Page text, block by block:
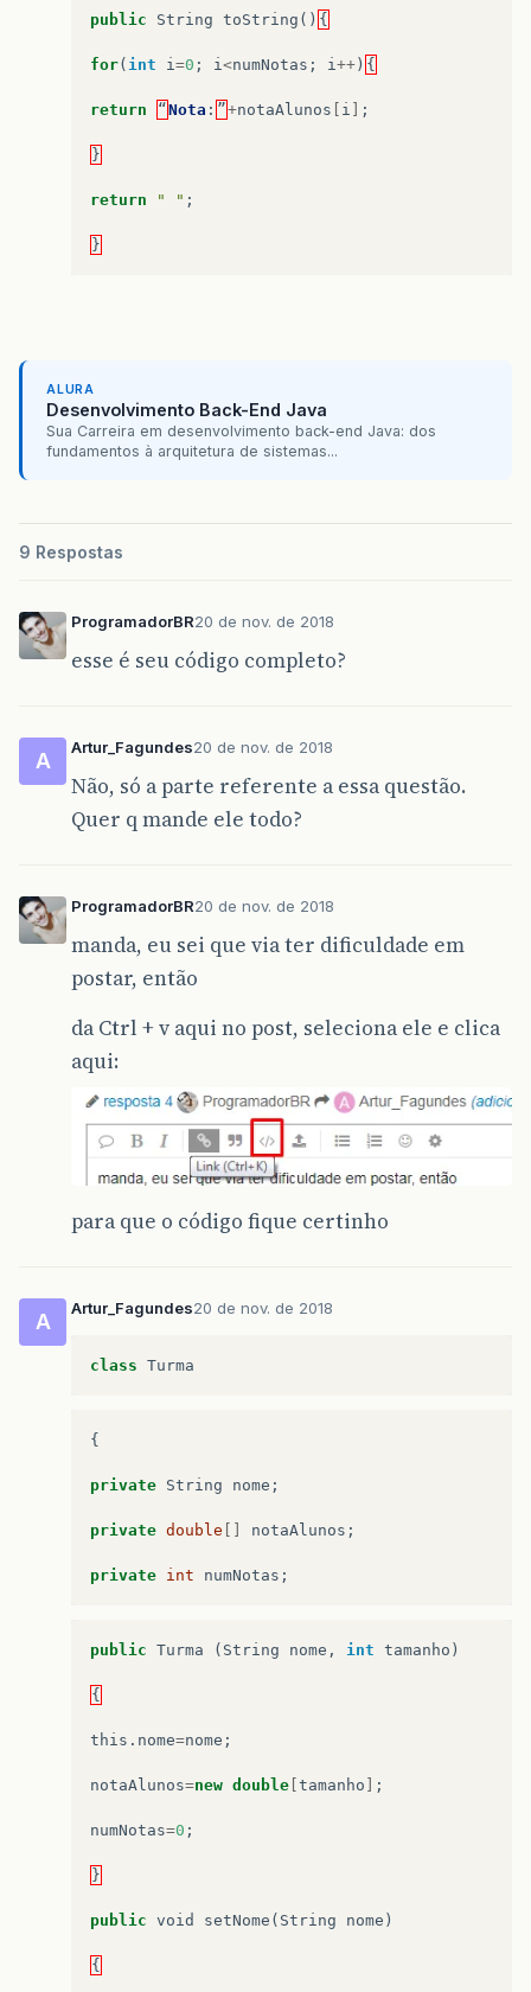
public String toString () {
for( int i =0 ; i <numNotas ; i ++ ) {
return “ Nota : ”+notaAlunos i ;
}
return " " ;
}
ALURA
Desenvolvimento Back-End Java
Sua Carreira em desenvolvimento back-end Java: dos
fundamentos à arquitetura de sistemas...
9 Respostas
ProgramadorBR20 de nov. de 2018
esse é seu código completo?
A
Artur_Fagundes20 de nov. de 2018
Não, só a parte referente a essa questão.
Quer q mande ele todo?
ProgramadorBR20 de nov. de 2018
manda, eu sei que via ter dificuldade em
postar, então
da Ctrl + v aqui no post, seleciona ele e clica
aqui:
para que o código fique certinho
A
Artur_Fagundes20 de nov. de 2018
class Turma
{
private String nome ;
private double notaAlunos ;
private int numNotas ;
public Turma ( String nome , int tamanho )
{
this . nome=nome ;
notaAlunos=new double tamanho ;
numNotas=0 ;
}
public void setNome ( String nome )
{